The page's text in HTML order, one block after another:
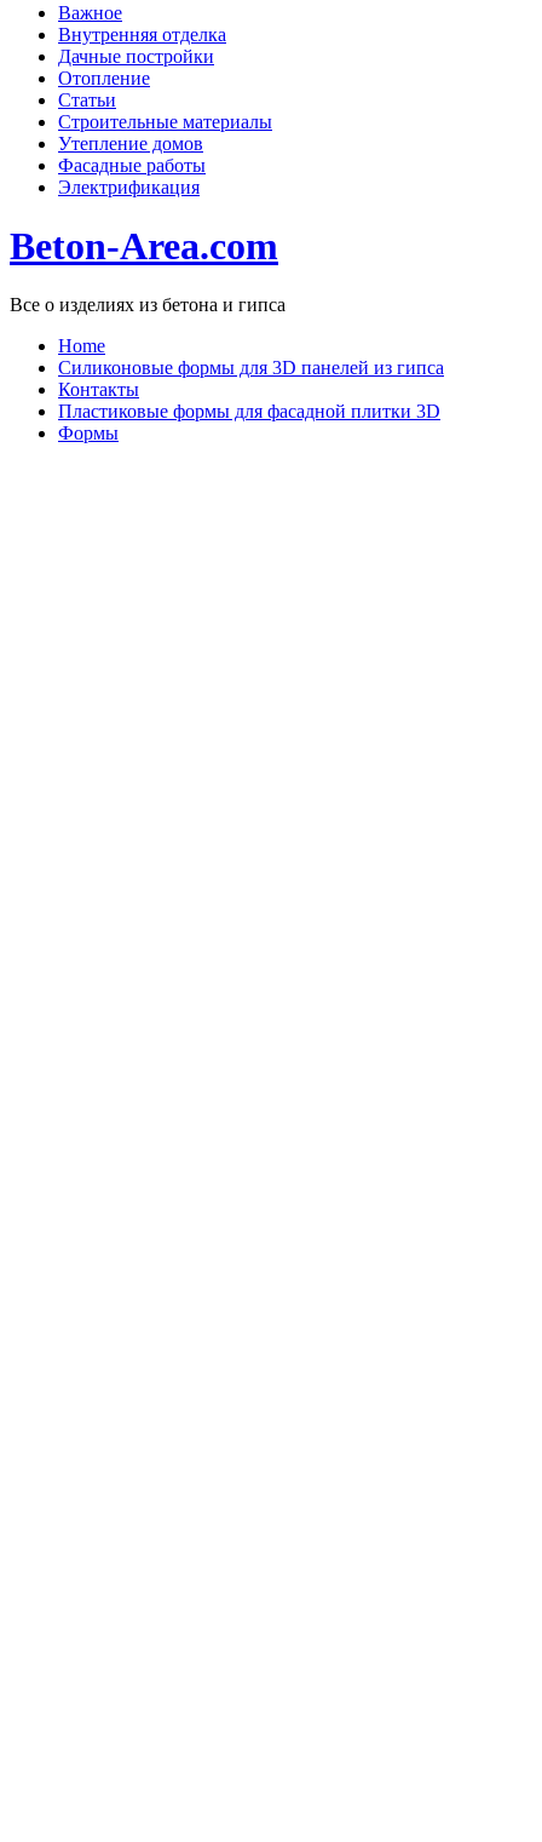
Важное
Внутренняя отделка
Дачные постройки
Отопление
Статьи
Строительные материалы
Утепление домов
Фасадные работы
Электрификация
Beton-Area.com
Все о изделиях из бетона и гипса
Home
Cиликоновые формы для 3D панелей из гипса
Контакты
Пластиковые формы для фасадной плитки 3D
Формы